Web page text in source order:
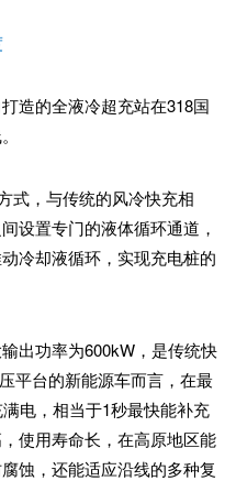
造的全液冷超充站在318国
式，与传统的风冷快充相
设置专门的液体循环通道，
冷却液循环，实现充电桩的
出功率为600kW，是传统快
平台的新能源车而言，在最
电，相当于1秒最快能补充
使用寿命长，在高原地区能
蚀，还能适应沿线的多种复